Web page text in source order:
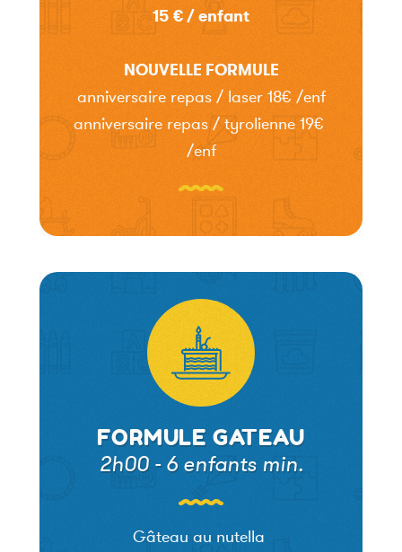
15 € / enfant
NOUVELLE FORMULE
anniversaire repas / laser 18€ /enf
anniversaire repas / tyrolienne 19€
/enf
FORMULE GATEAU
2h00 - 6 enfants min.
Gâteau au nutella